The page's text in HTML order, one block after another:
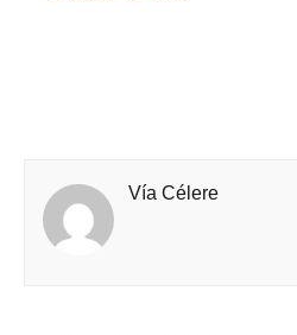
Vía Célere